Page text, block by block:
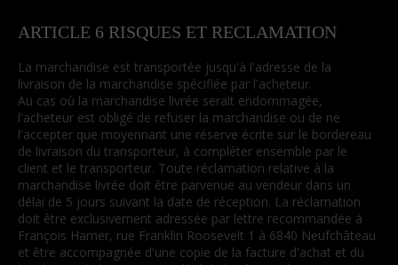
ARTICLE 6 RISQUES ET RECLAMATION
La marchandise est transportée jusqu'à l'adresse de la
livraison de la marchandise spécifiée par l'acheteur.
Au cas où la marchandise livrée serait endommagée,
l'acheteur est obligé de refuser la marchandise ou de ne
l'accepter que moyennant une réserve écrite sur le bordereau
de livraison du transporteur, à compléter ensemble par le
client et le transporteur. Toute réclamation relative à la
marchandise livrée doit être parvenue au vendeur dans un
délai de 5 jours suivant la date de réception. La réclamation
doit être exclusivement adressée par lettre recommandée à
François Hamer, rue Franklin Roosevelt 1 à 6840 Neufchâteau
et être accompagnée d'une copie de la facture d'achat et du